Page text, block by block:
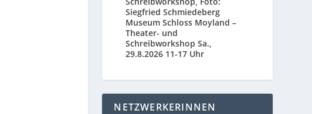
Museum Schloss Moyland –
Theater- und
Schreibworkshop Sa.,
29.8.2026 11-17 Uhr
NETZWERKERINNEN